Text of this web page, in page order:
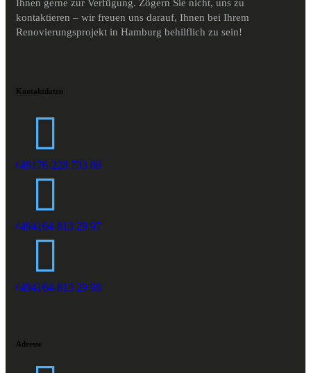
Ihnen gerne zur Verfügung. Zögern Sie nicht, uns zu
kontaktieren – wir freuen uns darauf, Ihnen bei Ihrem
Renovierungsprojekt in Hamburg behilflich zu sein!
Kontaktdaten
+49176-228 733 86
+494164-813 29 97
+494164-813 29 98
Adresse